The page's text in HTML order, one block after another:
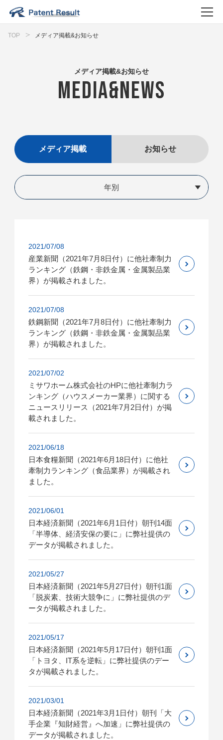
TOP メディア掲載&お知らせ
メディア掲載&お知らせ
MEDIA&NEWS
メディア掲載 お知らせ
年別
2021/07/08
産業新聞（2021年7月8日付）に他社牽制力
ランキング（鉄鋼・非鉄金属・金属製品業
界）が掲載されました。
2021/07/08
鉄鋼新聞（2021年7月8日付）に他社牽制力
ランキング（鉄鋼・非鉄金属・金属製品業
界）が掲載されました。
2021/07/02
ミサワホーム株式会社のHPに他社牽制力ラ
ンキング（ハウスメーカー業界）に関する
ニュースリリース（2021年7月2日付）が掲
載されました。
2021/06/18
日本食糧新聞（2021年6月18日付）に他社
牽制力ランキング（食品業界）が掲載され
ました。
2021/06/01
日本経済新聞（2021年6月1日付）朝刊14面
「半導体、経済安保の要に」に弊社提供の
データが掲載されました。
2021/05/27
日本経済新聞（2021年5月27日付）朝刊1面
「脱炭素、技術大競争に」に弊社提供のデ
ータが掲載されました。
2021/05/17
日本経済新聞（2021年5月17日付）朝刊1面
「トヨタ、IT系を逆転」に弊社提供のデー
タが掲載されました。
2021/03/01
日本経済新聞（2021年3月1日付）朝刊「大
手企業『知財経営』へ加速」に弊社提供の
データが掲載されました。